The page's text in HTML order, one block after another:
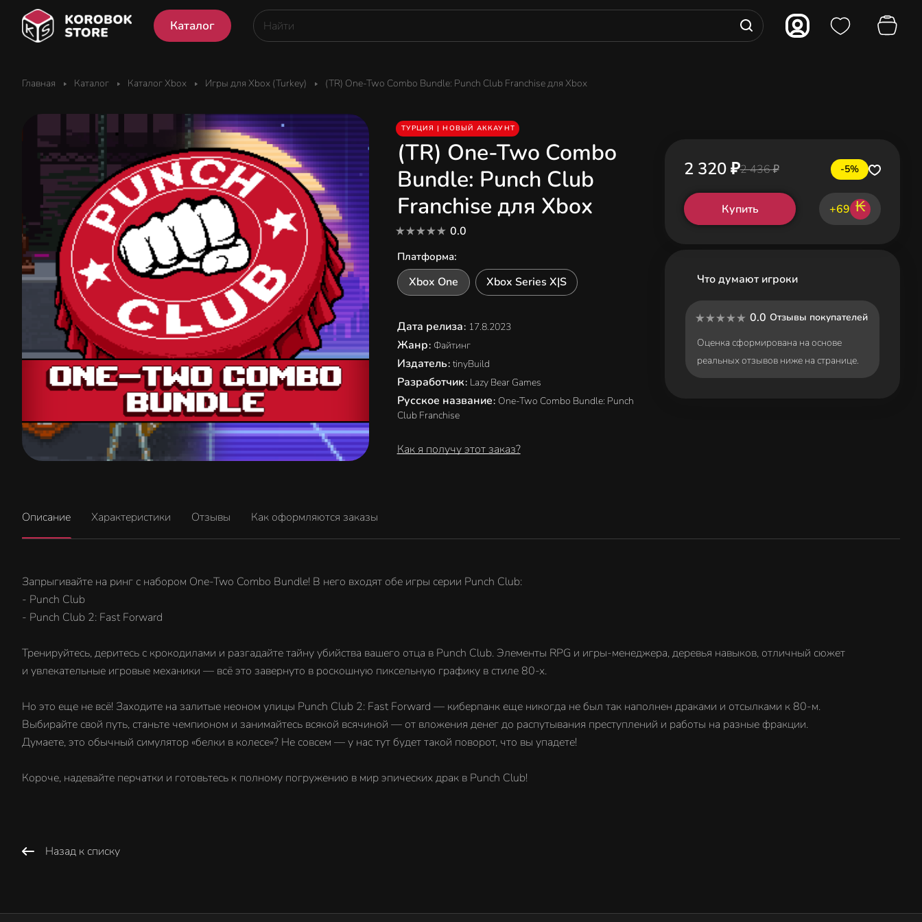
Каталог
Главная Каталог Каталог Xbox Игры для Xbox (Turkey) (TR) One-Two Combo Bundle: Punch Club Franchise для Xbox
ТУРЦИЯ | НОВЫЙ АККАУНТ
(TR) One-Two Combo
Bundle: Punch Club
Franchise для Xbox
0.0
Платформа:
Xbox One Xbox Series X|S
Дата релиза: 17.8.2023
Жанр: Файтинг
Издатель: tinyBuild
Разработчик: Lazy Bear Games
Русское название: One-Two Combo Bundle: Punch
Club Franchise
Как я получу этот заказ?
2 320 ₽2 436 ₽ -5%
Купить +69 ₭
Что думают игроки
0.0 Отзывы покупателей
Оценка сформирована на основе
реальных отзывов ниже на странице.
Описание Характеристики Отзывы Как оформляются заказы
Запрыгивайте на ринг с набором One-Two Combo Bundle! В него входят обе игры серии Punch Club:
- Punch Club
- Punch Club 2: Fast Forward
Тренируйтесь, деритесь с крокодилами и разгадайте тайну убийства вашего отца в Punch Club. Элементы RPG и игры-менеджера, деревья навыков, отличный сюжет
и увлекательные игровые механики — всё это завернуто в роскошную пиксельную графику в стиле 80-х.
Но это еще не всё! Заходите на залитые неоном улицы Punch Club 2: Fast Forward — киберпанк еще никогда не был так наполнен драками и отсылками к 80-м.
Выбирайте свой путь, станьте чемпионом и занимайтесь всякой всячиной — от вложения денег до распутывания преступлений и работы на разные фракции.
Думаете, это обычный симулятор «белки в колесе»? Не совсем — у нас тут будет такой поворот, что вы упадете!
Короче, надевайте перчатки и готовьтесь к полному погружению в мир эпических драк в Punch Club!
Назад к списку